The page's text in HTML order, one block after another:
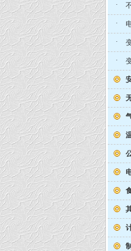
·
·
·
·